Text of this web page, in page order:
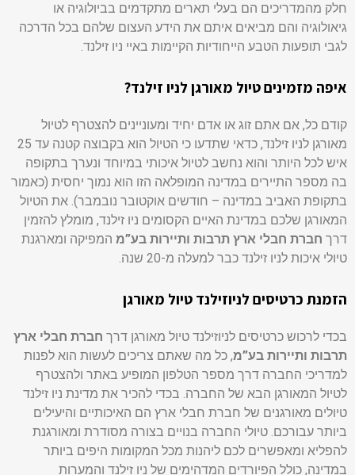
חלק מהמדריכים הם בעלי תארים מתקדמים בביולוגיה או
גיאולוגיה והם מביאים איתם את הידע העצום שלהם בכל הדרכה
לגבי תופעות הטבע הייחודיות הקיימות באיי ניו זילנד.
איפה מזמינים טיול מאורגן לניו זילנד?
קודם כל, אם אתם זוג או אדם יחיד ומעוניינים להצטרף לטיול
מאורגן לניו זילנד, כדאי שתדעו כי הטיול הוא בקבוצה קטנה עד 25
איש לכל היותר והוא נחשב לטיול איכותי במיוחד ונערך בתקופה
בה מספר התיירים במדינה המופלאה הזו הוא נמוך יחסית (כאמור
בתקופת האביב במדינה – חודשים אוקטובר נובמבר). את הטיול
המאורגן שלכם במדינת האיים הקסומים ניו זילנד, מומלץ להזמין
דרך חברת חבלי ארץ תרבות ותיירות בע”מ המפיקה ומארגנת
טיולי איכות לניו זילנד כבר למעלה מ-20 שנה.
הזמנת כרטיסים לניוזילנד טיול מאורגן
בכדי לרכוש כרטיסים לניוזילנד טיול מאורגן דרך חברת חבלי ארץ
תרבות ותיירות בע”מ, כל מה שאתם צריכים לעשות הוא לפנות
למדריכי החברה דרך מספר הטלפון המופיע באתר ולהצטרף
לטיול המאורגן הבא של החברה. בכדי להכיר את מדינת ניו זילנד
טיולים מאורגנים של חברת חבלי ארץ הם האיכותיים והיעילים
ביותר עבורכם. טיולי החברה בנויים בצורה מסודרת ומאורגנת
להפליא ומאפשרים לכם ליהנות מכל המקומות היפים ביותר
במדינה, כולל הפיורדים המדהימים של ניו זילנד והמערות